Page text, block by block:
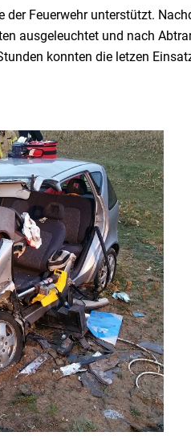
Feuerwehr unterstützt.
ausgeleuchtet und nach
konnten die letzen